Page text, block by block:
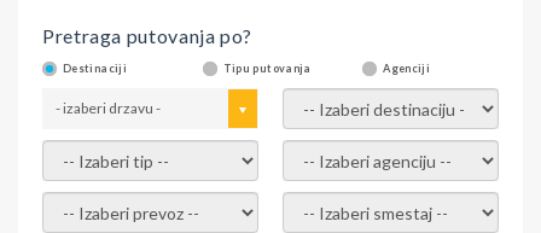
Pretraga putovanja po?
Destinaciji Tipu putovanja Agenciji
- izaberi drzavu - - izaberi destinaciju -
- izaberi tip - - izaberi agenciju -
- izaberi prevoz - - Izaberite smestaj -